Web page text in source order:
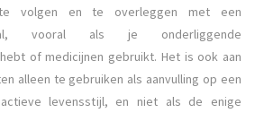
te volgen en te overleggen met een
vooral als je onderliggende
of medicijnen gebruikt. Het is ook aan
alleen te gebruiken als aanvulling op een
levensstijl, en niet als de enige